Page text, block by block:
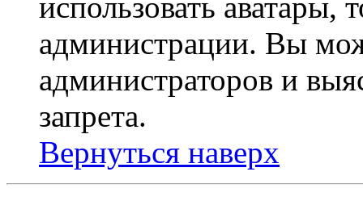
администрации. Вы
администраторов и
запрета.
Вернуться наверх